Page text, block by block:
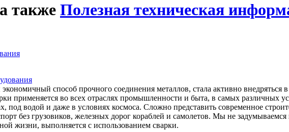
также Полезная техническая
способ прочного соединения металлов, стала активно внедряться
применяется во всех отраслях промышленности и быта, в самых различных
под водой и даже в условиях космоса. Сложно представить современное
без грузовиков, железных дорог кораблей и самолетов. Мы не
жизни, выполняется с использованием сварки.